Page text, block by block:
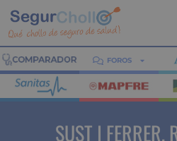
FOROS
SUST I FERRER,